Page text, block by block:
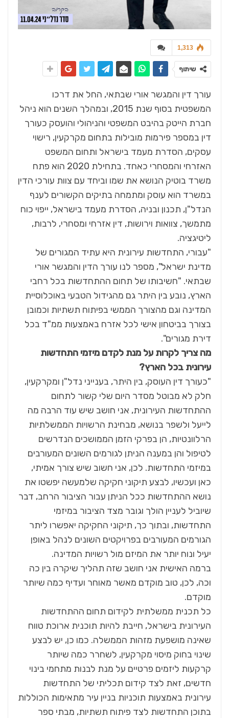
1,313
שיתוף
עורך דין והמגשר אורי שבתאי, החל את דרכו
המשפטית בסוף שנת 2015, ובמהלך השנים הוא ניהל
חברת הייטק בהיבט המשפטי והניהולי והועסק כעורך
דין במספר פירמות מובילות בתחום מקרקעין, רישוי
עסקים, הסדרת מעמד בישראל ותחום המשפט
האזרחי והמסחרי כאחד. בתחילת 2020 הוא פתח
משרד בוטיק הנושא את שמו וביחד עם צוות עורכי הדין
במשרד הוא עוסק ומתמחה בתיקים הקשורים לענף
הנדל"ן, תכנון ובניה, הסדרת מעמד בישראל, ייפוי כוח
מתמשך, צוואות וירושות, דין אזרחי ומסחרי, לרבות,
ליטיגציה.
"עבורי, התחדשות עירונית היא עתיד המגורים של
מדינת ישראל", מספר לנו עורך הדין והמגשר אורי
שבתאי. "חשיבותו של תחום ההתחדשות בכל רחבי
הארץ, נובע בין היתר גם מהגידול הטבעי באוכלוסיית
המדינה וגם מהצורך הממשי בפיתוח תשתיות וכמובן
בצורך בביטחון אישי לכל אזרח באמצעות ממ"ד בכל
דירת מגורים".
מה צריך לקרות על מנת לקדם מיזמי התחדשות
עירונית בכל הארץ?
"כעורך דין העוסק, בין היתר, בענייני נדל"ן ומקרקעין,
חלק לא מבוטל מסדר היום שלי קשור לתחום
ההתחדשות העירונית, אני חושב שיש עוד הרבה מה
לייעל ולשפר בנושא, מבחינת הרשויות הממשלתיות
הרלוונטיות, הן בפרקי הזמן הממושכים הנדרשים
לטיפול והן במענה הניתן לגורמים השונים המעורבים
במיזמי התחדשות. לכן, אני חשוב שיש צורך אמיתי,
כאן ועכשיו, לבצע תיקוני חקיקה שלמעשה יפשטו את
נושא ההתחדשות ככל הניתן עבור הציבור הרחב, דבר
שיוביל לעניין הולך וגובר מצד הציבור במיזמי
התחדשות, ובתוך כך, תיקוני החקיקה יאפשרו ליתר
הגורמים המעורבים בפרויקטים השונים לנהל באופן
יעיל ונוח יותר את המיזם מול רשויות המדינה.
ברמה האישית אני חושב שזה תהליך שיקרה בין כה
וכה, לכן, טוב מוקדם מאשר מאוחר ועדיף כמה שיותר
מוקדם.
כל תכנית ממשלתית לקידום תחום ההתחדשות
העירונית בישראל, חייבת להיות תוכנית ארוכת טווח
שאינה מושפעת מזהות הממשלה. כמו כן, יש לבצע
שינוי בחוק מיסוי מקרקעין, לשחרר כמה שיותר
קרקעות ליזמים פרטיים על מנת לבנות מתחמי בינוי
חדשים, זאת לצד קידום תכליתי של התחדשות
עירונית באמצעות תוכניות בניין עיר מתאימות הכוללות
בתוכן התחדשות לצד פיתוח תשתיות, מבתי ספר